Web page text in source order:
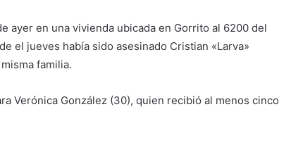
ayer en una vivienda ubicada en Gorrito al 6200 del
el jueves había sido asesinado Cristian «Larva»
familia.
Verónica González (30), quien recibió al menos cinco